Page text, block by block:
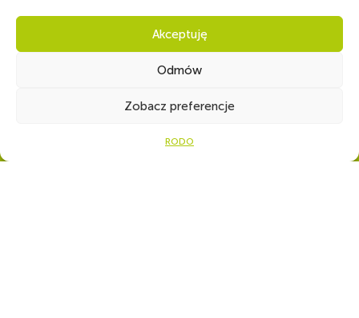
Akceptuję
Odmów
Zobacz preferencje
RODO